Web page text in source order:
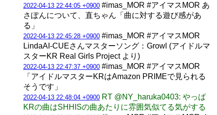
2022-04-13 22:44:05 +0900 #imas_MOR #アイマスMOR あ
さぽんについて、直ちゃん「曲に対する遊び感があ
る」
2022-04-13 22:45:28 +0900 #imas_MOR #アイマスMOR
LindaAI-CUEさんマスターソング：Growl (アイドルマ
スターKR Real Girls Project より)
2022-04-13 22:47:37 +0900 #imas_MOR #アイマスMOR
「アイドルマスターKRはAmazon PRIMEで見られる
そうです」
2022-04-13 22:48:04 +0900 RT @NY_haruka0403: やっぱ
KRの曲はSHHISの曲あたりに雰囲気似てる気がする